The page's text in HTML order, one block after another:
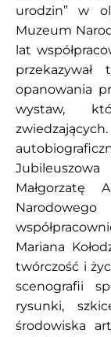
urodzin” w
Muzeum
lat
opanowania
wystaw,
Małgorzatę
Mariana
twórczość i
scenografii
rysunki,
środowiska